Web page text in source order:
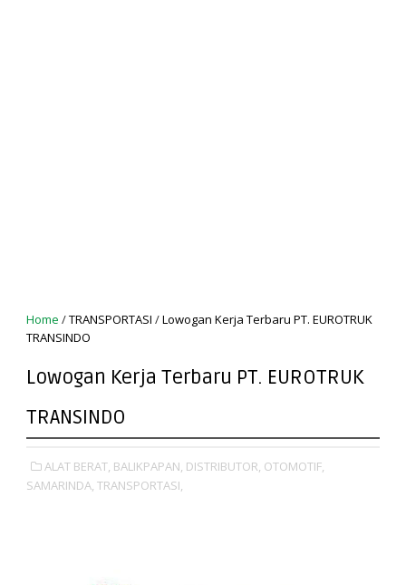
Home /TRANSPORTASI /Lowogan Kerja Terbaru PT. EUROTRUK
TRANSINDO
Lowogan Kerja Terbaru PT. EUROTRUK
TRANSINDO
ALAT BERAT, BALIKPAPAN, DISTRIBUTOR, OTOMOTIF,
SAMARINDA, TRANSPORTASI,